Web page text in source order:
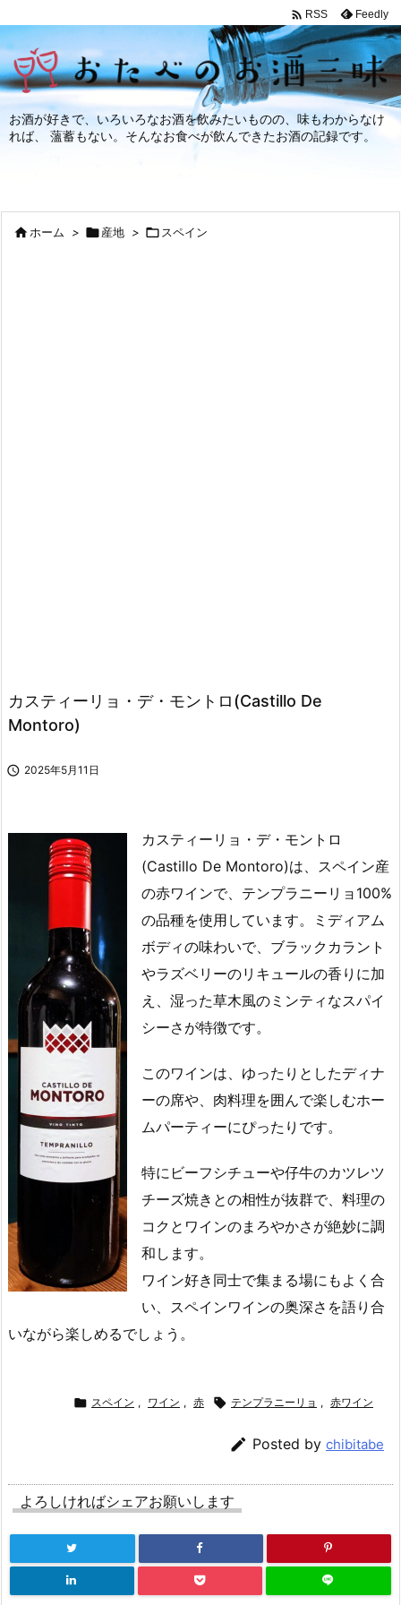
 RSS Feedly
お酒が好きで、いろいろなお酒を飲みたいものの、味もわからなけ
れば、 薀蓄もない。そんなお食べが飲んできたお酒の記録です。
ホーム > 産地 > スペイン
カスティーリョ・デ・モントロ(Castillo De
Montoro)
 2025年5月11日
カスティーリョ・デ・モントロ
(Castillo De Montoro)は、スペイン産
の赤ワインで、テンプラニーリョ100%
の品種を使用しています。ミディアム
ボディの味わいで、ブラックカラント
やラズベリーのリキュールの香りに加
え、湿った草木風のミンティなスパイ
シーさが特徴です。
このワインは、ゆったりとしたディナ
ーの席や、肉料理を囲んで楽しむホー
ムパーティーにぴったりです。
特にビーフシチューや仔牛のカツレツ
チーズ焼きとの相性が抜群で、料理の
コクとワインのまろやかさが絶妙に調
和します。
ワイン好き同士で集まる場にもよく合
い、スペインワインの奥深さを語り合
いながら楽しめるでしょう。
 スペイン , ワイン , 赤  テンプラニーリョ , 赤ワイン
 Posted by chibitabe
よろしければシェアお願いします